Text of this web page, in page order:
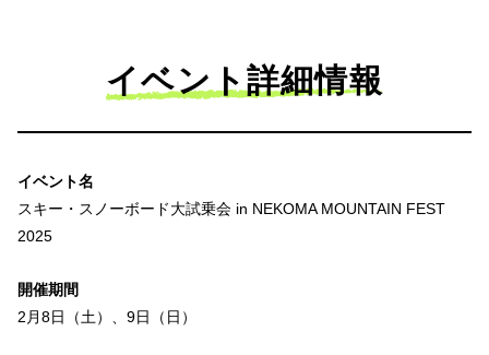
イベント詳細情報
イベント名
スキー・スノーボード大試乗会 in NEKOMA MOUNTAIN FEST
2025
開催期間
2月8日（土）、9日（日）